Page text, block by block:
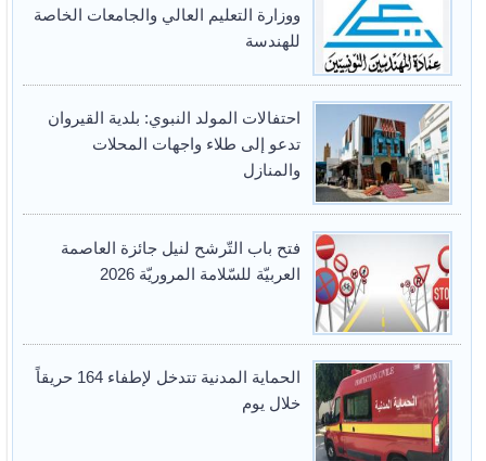
ووزارة التعليم العالي والجامعات الخاصة
للهندسة
احتفالات المولد النبوي: بلدية القيروان
تدعو إلى طلاء واجهات المحلات
والمنازل
فتح باب التّرشح لنيل جائزة العاصمة
العربيّة للسّلامة المروريّة 2026
الحماية المدنية تتدخل لإطفاء 164 حريقاً
خلال يوم